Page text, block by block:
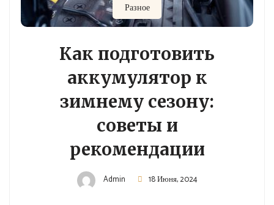
Разное
Как подготовить
аккумулятор к
зимнему сезону:
советы и
рекомендации
Admin 18 Июня, 2024